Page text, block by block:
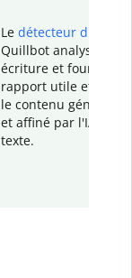
Le détecteur d'IA
Quillbot analyse votre
écriture et fournit un
rapport utile et
le contenu généré
et affiné par l'IA
texte.